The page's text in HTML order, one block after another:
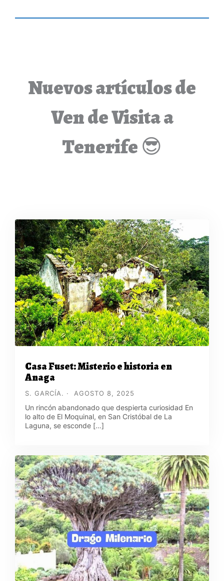
Nuevos artículos de
Ven de Visita a
Tenerife 😎
Casa Fuset: Misterio e historia en
Anaga
S. GARCÍA. AGOSTO 8, 2025
Un rincón abandonado que despierta curiosidad En
lo alto de El Moquinal, en San Cristóbal de La
Laguna, se esconde […]